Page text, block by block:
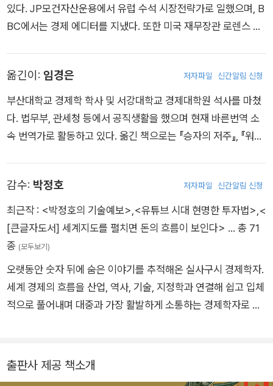
있다. JP모건자산운용에서 유럽 수석 시장전략가로 일했으며, B
BC에서는 경제 에디터를 지냈다. 또한 미국 재무장관 로렌스 서
l Studies, 런던 비즈니스 스쿨 등에서 활동했다. 옥스퍼드대학교
베일리얼 칼리지의 명예 펠로이자, 영국 전문 경제학자 협회Soci
ety of Professional Economists 펠로다.
옮긴이: 임경은 저자파일 신간알림 신청
부산대학교 경제학 학사 및 서강대학교 경제대학원 석사를 마쳤
다. 법무부, 관세청 등에서 공직생활을 했으며 현재 바른번역 소
속 번역가로 활동하고 있다. 옮긴 책으로는 『승자의 저주』, 『워런
감수: 박정호 저자파일 신간알림 신청
최근작 : <박정호의 기술예보> <유튜브 시대 현명한 투자법> <
[큰글자도서] 세계지도를 펼치면 돈의 흐름이 보인다> … 총 71
종 (모두보기)
오랫동안 숫자 뒤에 숨은 이야기를 추적해온 실사구시 경제학자.
세계 경제의 흐름을 산업, 역사, 기술, 지정학과 연결해 쉽고 입체
적으로 풀어내며 대중과 가장 활발하게 소통하는 경제학자로 손
디자인대학원에서 산업디자인을 공부했다. 현재 명지대학교 실
출판사 제공 책소개